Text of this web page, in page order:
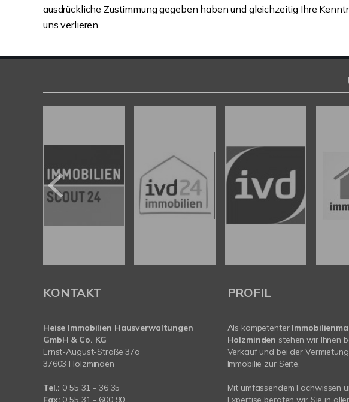
ausdrückliche Zustimmung gegeben haben und gleichzeitig Ihre
uns verlieren.
KONTAKT
Heise Immobilien Hausverwaltungen
GmbH & Co. KG
Ernst-August-Straße 37a
37603 Holzminden
Tel.: 0 55 31 - 36 35
Fax: 0 55 31 - 600 90
PROFIL
Als kompetenter
Holzminden stehen wir Ihnen
Verkauf und bei der
Immobilie zur Seite.
Mit umfassendem Fachwissen
Expertise beraten wir Sie in